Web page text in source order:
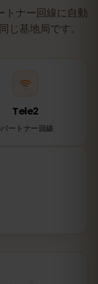
トナー回線に自動
じ基地局です。
Tele2
パートナー回線